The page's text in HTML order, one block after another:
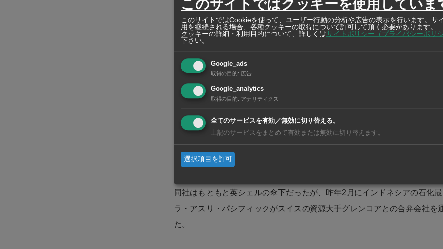
ニット改造については昨年に受注した基本設計（FEED）業務に続くもので
細設計・調達サービス・建設管理（EPsCm）業務を担当することが決まっ
アスターは工場増強を通じてエチレンの輸出能力を倍増させる計画。同事
ンダストリアルプロダクツが遠心圧縮機を受注している。
ガスタービンユニット統合では、東洋エンジニアリングは基本設計業務を
場全体のエネルギー効率向上を図るもので、脱炭素への貢献が期待される
アスターは同島で製油所と年産能力110万トンのエチレンクラッカーを操業
部のジュロン島にエチレンオキシドやエトキシレートを生産する石化工場
にはブコムに再生航空燃料（SAF）の工場を建設する計画も発表した。
同社はもともと英シェルの傘下だったが、昨年2月にインドネシアの石化
ラ・アスリ・パシフィックがスイスの資源大手グレンコアとの合弁会社を
た。
このサイトではクッキーを使用していま
このサイトではCookieを使って、ユーザー行動の分析や広告の表示を行います。サ
用を継続される場合、各種クッキーの取得について許可して頂く必要があります。
クッキーの詳細・利用目的について、詳しくはサイトポリシー（プライバシーポリシ
下さい。
Google_ads
取得の目的: 広告
Google_analytics
取得の目的: アナリティクス
全てのサービスを有効／無効に切り替える。
上記のサービスをまとめて有効または無効に切り替えます。
選択項目を許可